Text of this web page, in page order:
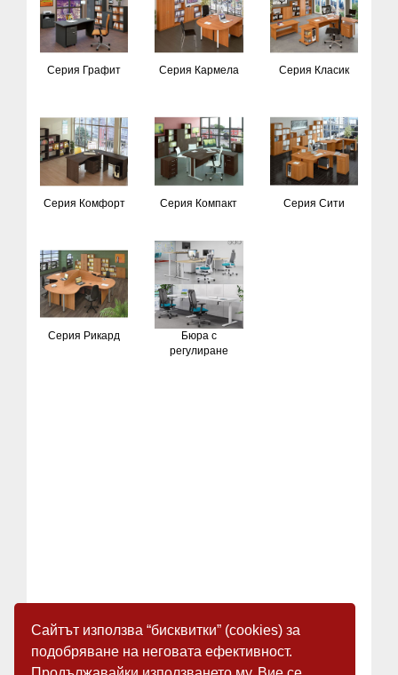
Сайтът използва “бисквитки” (cookies) за
подобряване на неговата ефективност.
Серия Графит Серия Кармела Серия Класик
Серия Комфорт Серия Компакт Серия Сити
Серия Рикард
Бюра с
регулиране